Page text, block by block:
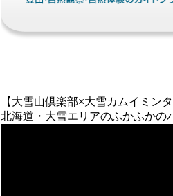
【大雪山倶楽部×大雪カムイミン
北海道・大雪エリアのふかふかの